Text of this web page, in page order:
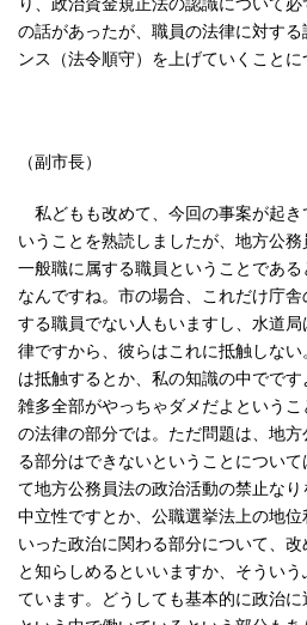
の話があったが、職員の法律に対す
ンス（法令順守）を上げていくことに
（副市長）
私どもも改めて、今回の事案が起
いうことを熟読しましたが、地方公
一般職に属する職員ということであ
なんですね。市の場合、これだけ庁
する職員でない人もいますし、水道
律ですから、彼らはこれに抵触しな
は抵触するとか、私の知識の中でで
雑多全部がやっちゃダメだよという
の法律の部分では。ただ問題は、地
る部分はできないということについ
て地方公務員法の政治活動の禁止な
中立性ですとか、公職選挙法上の地
いった政治に関わる部分について、
と知らしめるといいますか、そうい
ています。どうしても基本的に政治